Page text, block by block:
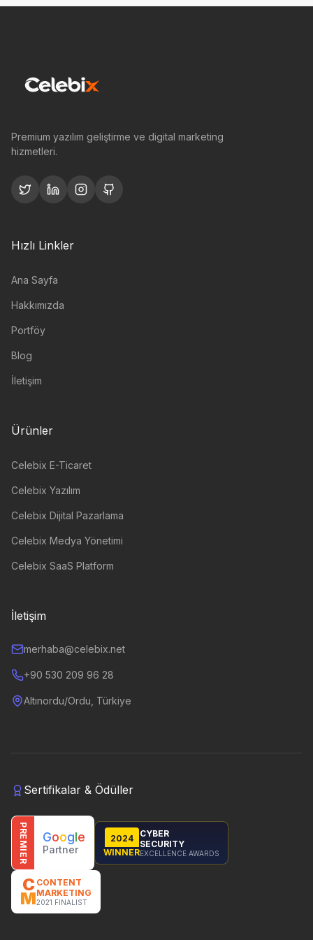
Premium yazılım geliştirme ve digital marketing
hizmetleri.
Hızlı Linkler
Ana Sayfa
Hakkımızda
Portföy
Blog
İletişim
Ürünler
Celebix E-Ticaret
Celebix Yazılım
Celebix Dijital Pazarlama
Celebix Medya Yönetimi
Celebix SaaS Platform
İletişim
merhaba@celebix.net
+90 530 209 96 28
Altınordu/Ordu, Türkiye
Sertifikalar & Ödüller
PREMIER Google
Partner
2024
WINNER
CYBER
SECURITY
EXCELLENCE AWARDS
C
M
CONTENT
MARKETING
2021 FINALIST